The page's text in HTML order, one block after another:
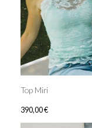
Top Miri
390,00€